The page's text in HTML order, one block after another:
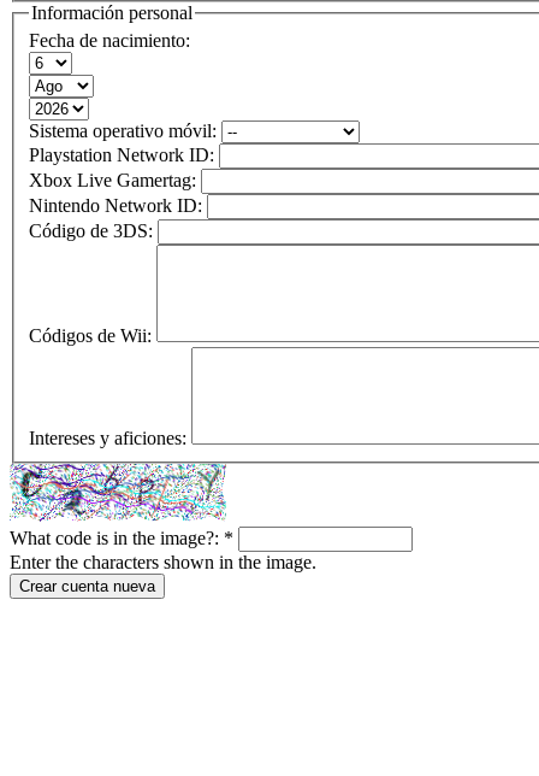
Información personal
Fecha de nacimiento:
Sistema operativo móvil:
Playstation Network ID:
Xbox Live Gamertag:
Nintendo Network ID:
Código de 3DS:
Códigos de Wii:
Intereses y aficiones:
What code is in the image?: *
Enter the characters shown in the image.